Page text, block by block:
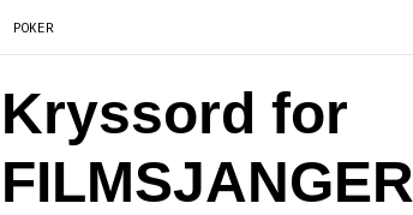
POKER
Kryssord for
FILMSJANGER